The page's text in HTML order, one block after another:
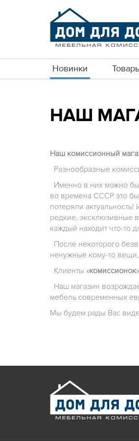
Новинки
НАШ
Наш комиссионный
Разнообразные
Именно в них можно
во времена СССР это
потеряли
редкие, эксклюзивные
каждый находит что-то
После некоторого
ненужные кому-то
Клиенты «комиссионок
Наш магазин
мебель современных
Мы будем рады Вас